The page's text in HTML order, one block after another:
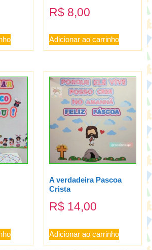
R$ 8,00
Adicionar ao carrinho
A verdadeira Pascoa
Crista
R$ 14,00
Adicionar ao carrinho